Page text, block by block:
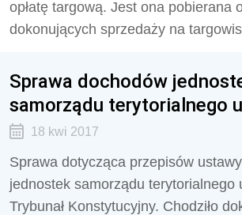
opłatę targową. Jest ona pobierana
dokonujących sprzedaży na
Sprawa dochodów
samorządu terytorialnego
18 kwi 2017
Sprawa dotycząca przepisów
jednostek samorządu terytorialnego
Trybunał Konstytucyjny. Chodziło